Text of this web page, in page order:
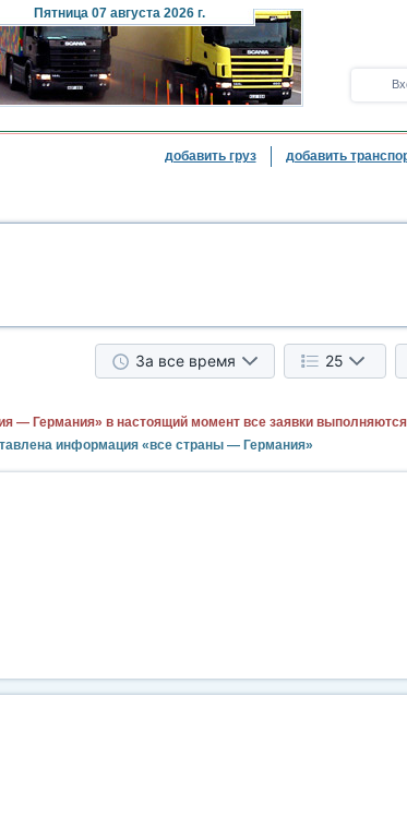
Пятница07 августа 2026 г.
добавить груз добавить
За все время 25
— Германия» в настоящий момент все заявки
информация «все страны — Германия»